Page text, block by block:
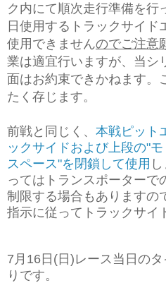
ク内にて順次走行準備を行
日使用するトラックサイド
使用できませんのでご注意
業は適宜行いますが、当シ
面はお約束できかねます。
たく存じます。
前戦と同じく、 本戦ピット
ックサイドおよび上段の"
スペース"を閉鎖して使用
ってはトランスポーターで
制限する場合もありますの
指示に従ってトラックサイ
7月16日(日)レース当日の
りです。